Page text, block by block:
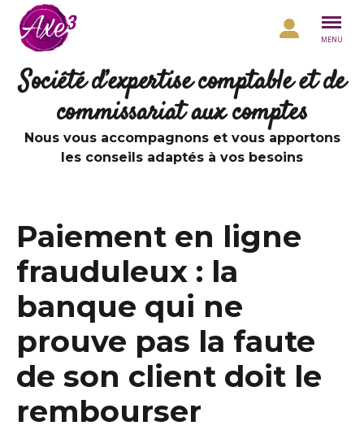
Aller au contenu
MENU
Société d’expertise comptable et de
commissariat aux comptes
Nous vous accompagnons et vous apportons
les conseils adaptés à vos besoins
Paiement en ligne
frauduleux : la
banque qui ne
prouve pas la faute
de son client doit le
rembourser